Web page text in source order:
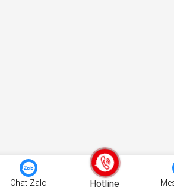
Chat Zalo Hotline